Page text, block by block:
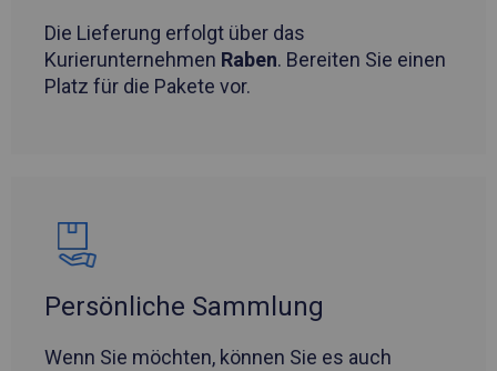
Die Lieferung erfolgt über das
Kurierunternehmen Raben. Bereiten Sie einen
Platz für die Pakete vor.
Persönliche Sammlung
Wenn Sie möchten, können Sie es auch